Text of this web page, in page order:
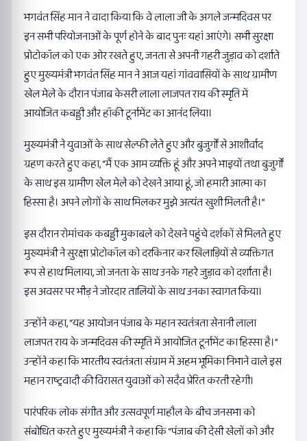
भगवंत सिंह मान ने वादा किया कि वे लाला जी के अगले जन्मदिवस पर
इन सभी परियोजनाओं के पूर्ण होने के बाद पुनः यहां आएंगे। सभी सुरक्षा
प्रोटोकॉल को एक ओर रखते हुए, जनता से अपनी गहरी जुड़ाव को दर्शाते
हुए मुख्यमंत्री भगवंत सिंह मान ने आज यहां गांववासियों के साथ ग्रामीण
खेल मेले के दौरान पंजाब केसरी लाला लाजपत राय की स्मृति में
आयोजित कबड्डी और हॉकी टूर्नामेंट का आनंद लिया।
मुख्यमंत्री ने युवाओं के साथ सेल्फी लेते हुए और बुजुर्गों से आशीर्वाद
ग्रहण करते हुए कहा, “मैं एक आम व्यक्ति हूं और अपने भाइयों तथा बुजुर्गों
के साथ इस ग्रामीण खेल मेले को देखने आया हूं, जो हमारी आत्मा का
हिस्सा है। अपने लोगों के साथ मिलकर मुझे अत्यंत खुशी मिलती है।”
इस दौरान रोमांचक कबड्डी मुकाबले को देखने पहुंचे दर्शकों से मिलते हुए
मुख्यमंत्री ने सुरक्षा प्रोटोकॉल को दरकिनार कर खिलाड़ियों से व्यक्तिगत
रूप से हाथ मिलाया, जो जनता के साथ उनके गहरे जुड़ाव को दर्शाता है।
इस अवसर पर भीड़ ने जोरदार तालियों के साथ उनका स्वागत किया।
उन्होंने कहा, “यह आयोजन पंजाब के महान स्वतंत्रता सेनानी लाला
लाजपत राय के जन्मदिवस की स्मृति में आयोजित टूर्नामेंट का हिस्सा है।”
उन्होंने कहा कि भारतीय स्वतंत्रता संग्राम में अहम भूमिका निभाने वाले इस
महान राष्ट्रवादी की विरासत युवाओं को सदैव प्रेरित करती रहेगी।
पारंपरिक लोक संगीत और उत्सवपूर्ण माहौल के बीच जनसभा को
संबोधित करते हुए मुख्यमंत्री ने कहा कि “पंजाब की देसी खेलों को और